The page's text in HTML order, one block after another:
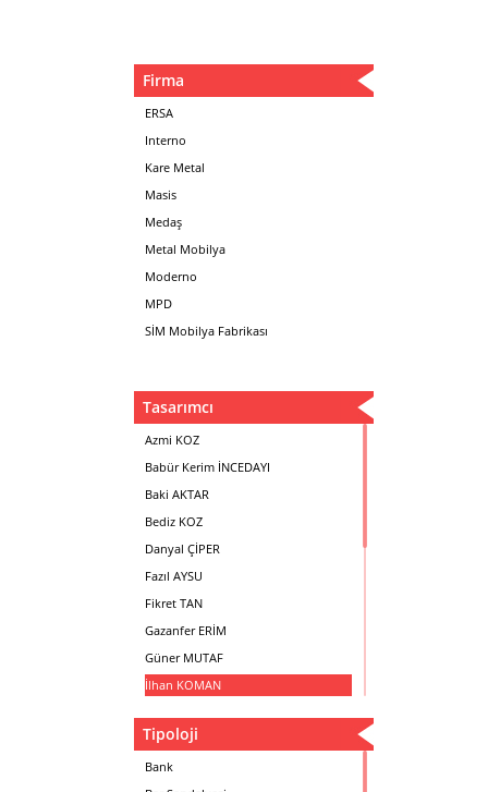
Firma
ERSA
Interno
Kare Metal
Masis
Medaş
Metal Mobilya
Moderno
MPD
SİM Mobilya Fabrikası
Tasarımcı
Azmi KOZ
Babür Kerim İNCEDAYI
Baki AKTAR
Bediz KOZ
Danyal ÇİPER
Fazıl AYSU
Fikret TAN
Gazanfer ERİM
Güner MUTAF
İlhan KOMAN
Metin Atabey ATA
Minas BOYACIYAN
Tipoloji
Bank